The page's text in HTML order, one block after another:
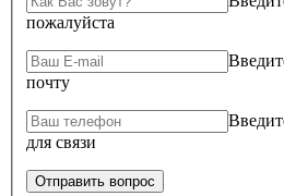
пожалуйста
почту
для связи